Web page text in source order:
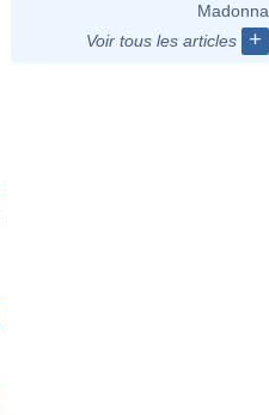
Madonna
Voir tous les articles
+